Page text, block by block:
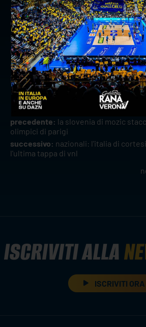
anni con la nostra maglia
dimostrare il suo valore e nelle
potrà migliorare ancora tanto
uno staff tecnico di primo
soddisfatti di proseguire
insieme”.
precedente: la slovenia di mozic
olimpici di parigi
successivo: nazionali: l'italia di
l'ultima tappa di vnl
ISCRIVITI ALLA
ISCRIVITI ORA